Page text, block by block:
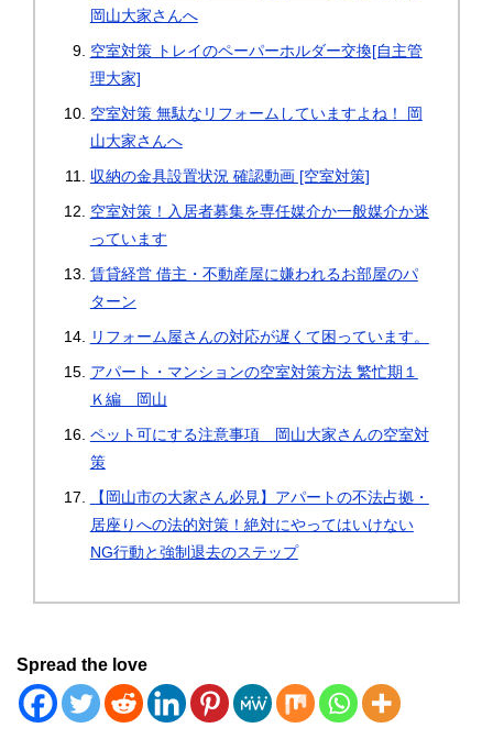
岡山大家さんへ
空室対策 トレイのペーパーホルダー交換[自主管
理大家]
空室対策 無駄なリフォームしていますよね！ 岡
山大家さんへ
収納の金具設置状況 確認動画 [空室対策]
空室対策！入居者募集を専任媒介か一般媒介か迷
っています
賃貸経営 借主・不動産屋に嫌われるお部屋のパ
ターン
リフォーム屋さんの対応が遅くて困っています。
アパート・マンションの空室対策方法 繁忙期１
Ｋ編 岡山
ペット可にする注意事項 岡山大家さんの空室対
策
【岡山市の大家さん必見】アパートの不法占拠・
居座りへの法的対策！絶対にやってはいけない
NG行動と強制退去のステップ
Spread the love